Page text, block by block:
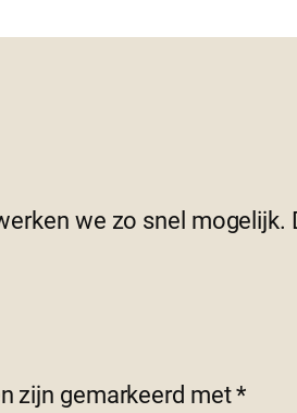
we zo snel
zijn gemarkeerd met*